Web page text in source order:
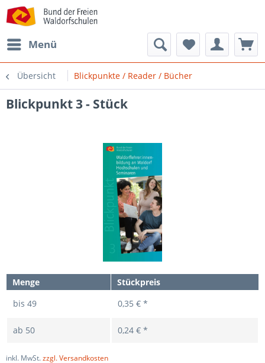
Menü
Übersicht Blickpunkte / Reader / Bücher
Blickpunkt 3 - Stück
Menge
Stückpreis
bis 49 0,35 € *
ab 50 0,24 € *
inkl. MwSt.zzgl. Versandkosten